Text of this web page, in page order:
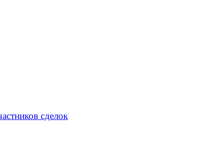
сделок